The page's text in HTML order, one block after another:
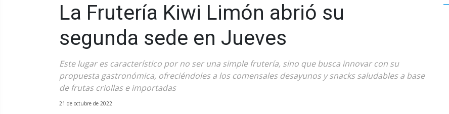
La Frutería Kiwi Limón abrió su
segunda sede en Jueves
Este lugar es característico por no ser una simple frutería, sino que busca innovar con su
propuesta gastronómica, ofreciéndoles a los comensales desayunos y snacks saludables a base
de frutas criollas e importadas
21 de octubre de 2022